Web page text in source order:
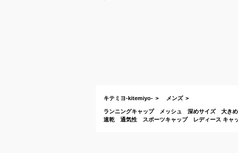
キテミヨ-kitemiyo- メンズ
ランニングキャップ メッシュ 深めサイズ 大
速乾 通気性 スポーツキャップ レディース キャ